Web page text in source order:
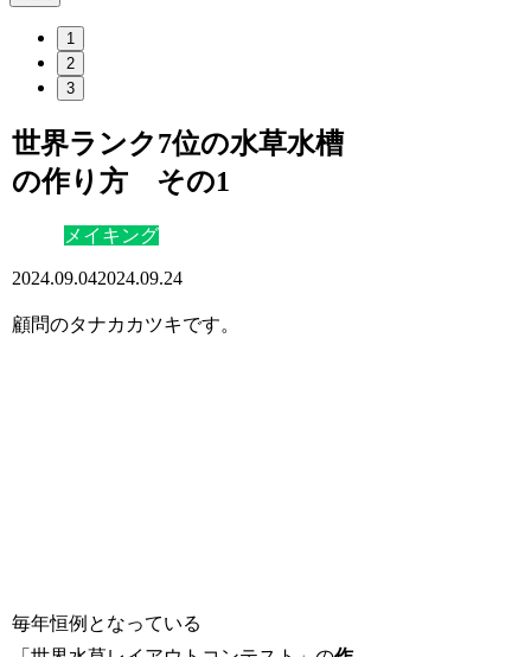
1
2
3
世界ランク7位の水草水槽
の作り方 その1
メイキング
2024.09.042024.09.24
顧問のタナカカツキです。
毎年恒例となっている